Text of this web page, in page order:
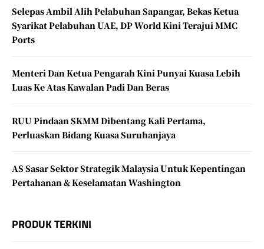
Selepas Ambil Alih Pelabuhan Sapangar, Bekas Ketua
Syarikat Pelabuhan UAE, DP World Kini Terajui MMC
Ports
Menteri Dan Ketua Pengarah Kini Punyai Kuasa Lebih
Luas Ke Atas Kawalan Padi Dan Beras
RUU Pindaan SKMM Dibentang Kali Pertama,
Perluaskan Bidang Kuasa Suruhanjaya
AS Sasar Sektor Strategik Malaysia Untuk Kepentingan
Pertahanan & Keselamatan Washington
PRODUK TERKINI